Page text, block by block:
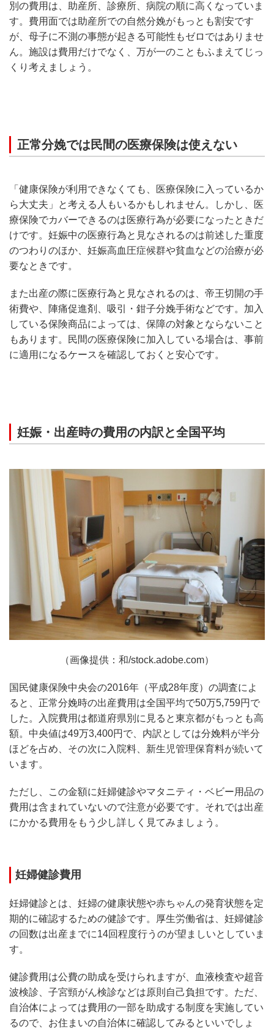
別の費用は、助産所、診療所、病院の順に高くなっていま
す。費用面では助産所での自然分娩がもっとも割安です
が、母子に不測の事態が起きる可能性もゼロではありませ
ん。施設は費用だけでなく、万が一のこともふまえてじっ
くり考えましょう。
正常分娩では民間の医療保険は使えない
「健康保険が利用できなくても、医療保険に入っているか
ら大丈夫」と考える人もいるかもしれません。しかし、医
療保険でカバーできるのは医療行為が必要になったときだ
けです。妊娠中の医療行為と見なされるのは前述した重度
のつわりのほか、妊娠高血圧症候群や貧血などの治療が必
要なときです。
また出産の際に医療行為と見なされるのは、帝王切開の手
術費や、陣痛促進剤、吸引・鉗子分娩手術などです。加入
している保険商品によっては、保障の対象とならないこと
もあります。民間の医療保険に加入している場合は、事前
に適用になるケースを確認しておくと安心です。
妊娠・出産時の費用の内訳と全国平均
（画像提供：和/stock.adobe.com）
国民健康保険中央会の2016年（平成28年度）の調査によ
ると、正常分娩時の出産費用は全国平均で50万5,759円で
した。入院費用は都道府県別に見ると東京都がもっとも高
額。中央値は49万3,400円で、内訳としては分娩料が半分
ほどを占め、その次に入院料、新生児管理保育料が続いて
います。
ただし、この金額に妊婦健診やマタニティ・ベビー用品の
費用は含まれていないので注意が必要です。それでは出産
にかかる費用をもう少し詳しく見てみましょう。
妊婦健診費用
妊婦健診とは、妊婦の健康状態や赤ちゃんの発育状態を定
期的に確認するための健診です。厚生労働省は、妊婦健診
の回数は出産までに14回程度行うのが望ましいとしていま
す。
健診費用は公費の助成を受けられますが、血液検査や超音
波検診、子宮頸がん検診などは原則自己負担です。ただ、
自治体によっては費用の一部を助成する制度を実施してい
るので、お住まいの自治体に確認してみるといいでしょ